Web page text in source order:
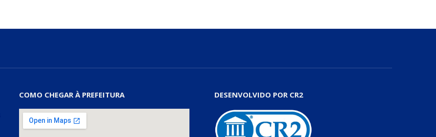
COMO CHEGAR À PREFEITURA DESENVOLVIDO POR CR2